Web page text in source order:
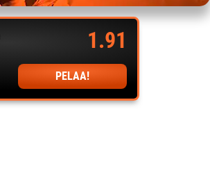
1.91
PELAA!